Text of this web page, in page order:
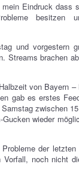
mein Eindruck
und vorgestern
Streams brachen
von Bayern –
gab es erstes
zwischen
wieder
der
noch nicht